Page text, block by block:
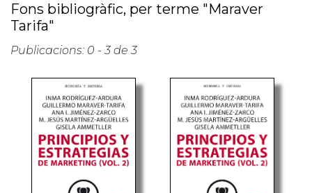
Fons bibliogràfic, per terme "Maraver
Tarifa"
Publicacions: 0 - 3 de 3